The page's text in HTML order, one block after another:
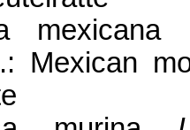
mexicana
Mexican